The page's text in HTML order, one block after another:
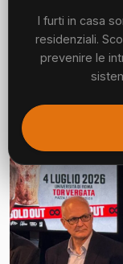
SABATO, 04
I furti in casa
residenziali.
prevenire le